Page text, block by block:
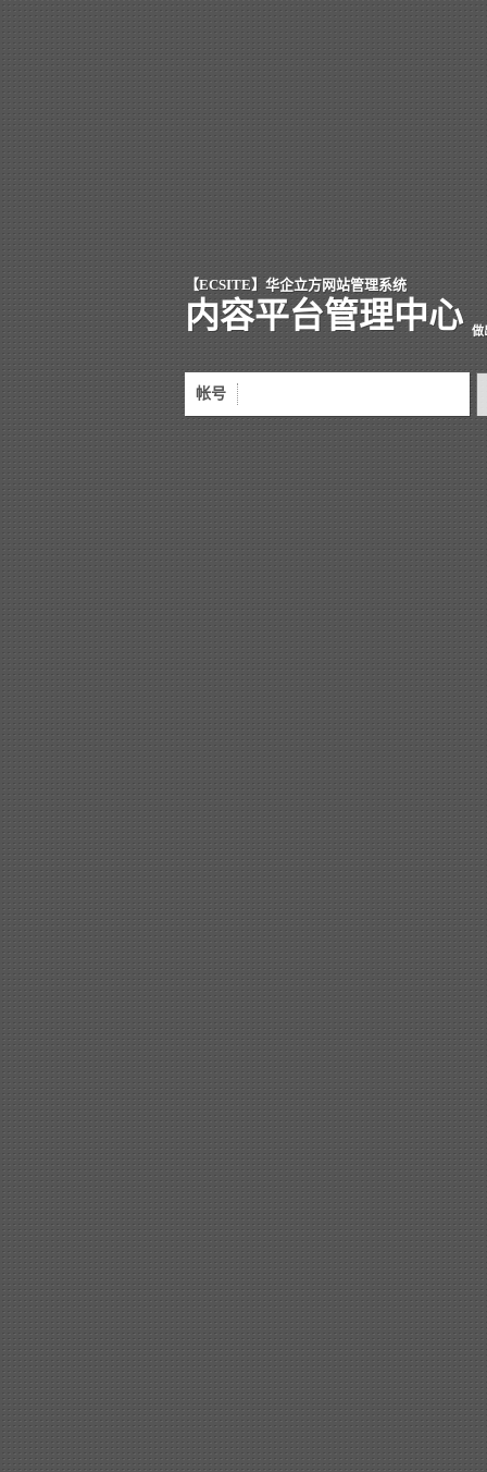
【ECSITE】华企立方网站管理系统
内容平台管理中心 做
帐号